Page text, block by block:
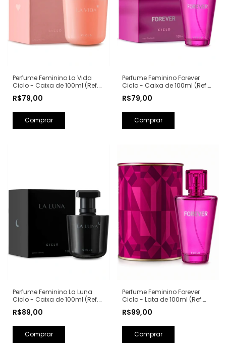
Perfume Feminino La Vida
Ciclo - Caixa de 100ml (Ref.
Lancôme)
R$79,00
Perfume Feminino Forever
Ciclo - Caixa de 100ml (Ref.
Spears)
R$79,00
Perfume Feminino La Luna
Ciclo - Caixa de 100ml (Ref.
Lancôme)
R$89,00
Perfume Feminino Forever
Ciclo - Lata de 100ml (Ref.
Spears)
R$99,00